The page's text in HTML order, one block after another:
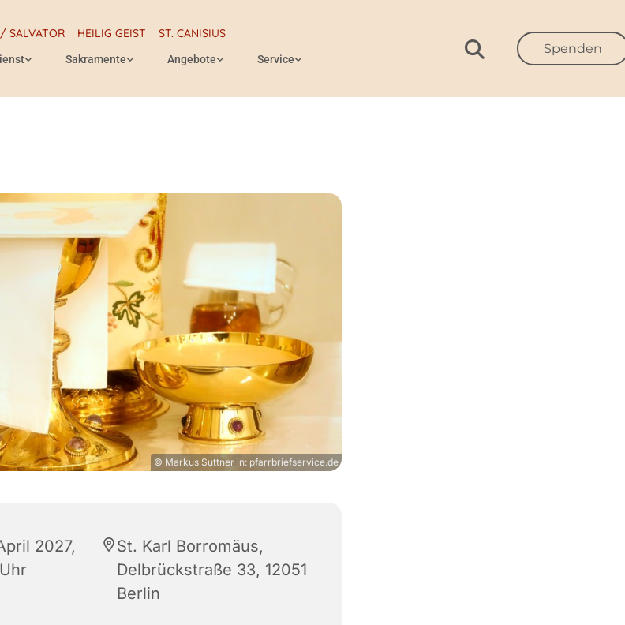
SALVATOR HEILIG GEIST ST. CANISIUS
Sakramente Angebote Service
Spenden
© Markus Suttner in: pfarrbriefservice.de
2027,
St. Karl Borromäus,
Delbrückstraße 33, 12051
Berlin